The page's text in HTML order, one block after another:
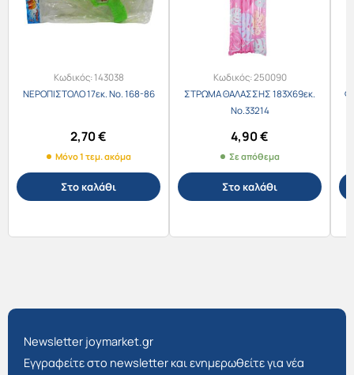
Κωδικός:143038
ΝΕΡΟΠΙΣΤΟΛΟ 17εκ. Νο. 168-86
2,70€
Μόνο 1 τεμ. ακόμα
Στο καλάθι
Κωδικός:250090
ΣΤΡΩΜΑ ΘΑΛΑΣΣΗΣ 183Χ69εκ.
Νο.33214
4,90€
Σε απόθεμα
Στο καλάθι
Newsletter joymarket.gr
Εγγραφείτε στο newsletter και ενημερωθείτε για νέα